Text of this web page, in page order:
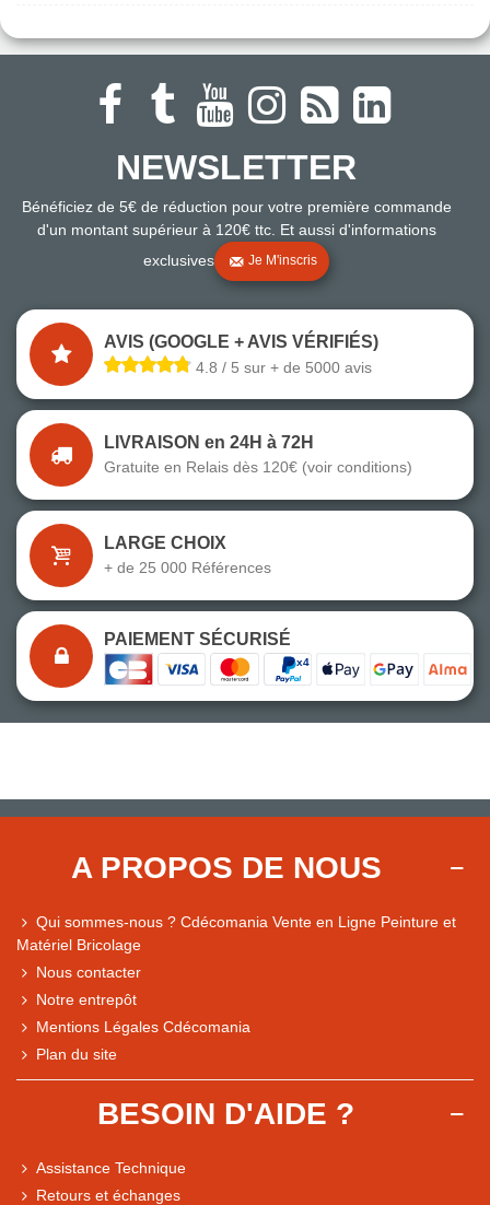
NEWSLETTER
Bénéficiez de 5€ de réduction pour votre première commande
d'un montant supérieur à 120€ ttc. Et aussi d'informations
exclusives
Je M'inscris
AVIS (GOOGLE + AVIS VÉRIFIÉS)
4.8 / 5 sur + de 5000 avis
LIVRAISON en 24H à 72H
Gratuite en Relais dès 120€ (voir conditions)
LARGE CHOIX
+ de 25 000 Références
PAIEMENT SÉCURISÉ
A PROPOS DE NOUS
Qui sommes-nous ? Cdécomania Vente en Ligne Peinture et
Matériel Bricolage
Nous contacter
Notre entrepôt
Mentions Légales Cdécomania
Plan du site
BESOIN D'AIDE ?
Assistance Technique
Retours et échanges